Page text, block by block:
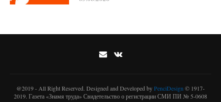
@2019 - All Right Reserved. Designed and Developed byPenciDesign © 1917-
2019. Газета «Знамя труда» Свидетельство о регистрации СМИ ПИ № 5-0608